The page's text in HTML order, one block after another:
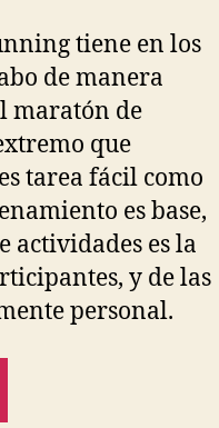
tiene en los
de manera
maratón de
que
tarea fácil como
es base,
actividades es la
y de las
personal.